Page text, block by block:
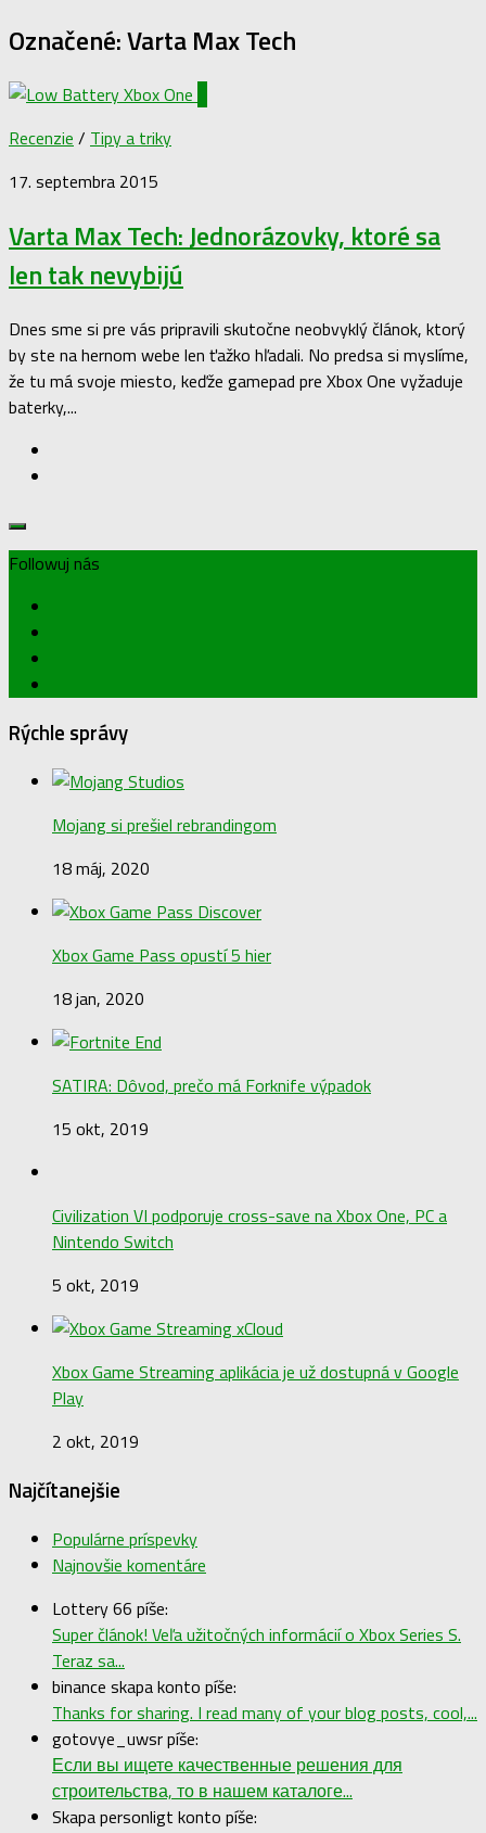
Označené:Varta Max Tech
Recenzie / Tipy a triky
17. septembra 2015
Varta Max Tech: Jednorázovky, ktoré sa
len tak nevybijú
Dnes sme si pre vás pripravili skutočne neobvyklý článok, ktorý
by ste na hernom webe len ťažko hľadali. No predsa si myslíme,
že tu má svoje miesto, keďže gamepad pre Xbox One vyžaduje
baterky,...
Followuj nás
Rýchle správy
Mojang si prešiel rebrandingom
18 máj, 2020
Xbox Game Pass opustí 5 hier
18 jan, 2020
SATIRA: Dôvod, prečo má Forknife výpadok
15 okt, 2019
Civilization VI podporuje cross-save na Xbox One, PC a
Nintendo Switch
5 okt, 2019
Xbox Game Streaming aplikácia je už dostupná v Google
Play
2 okt, 2019
Najčítanejšie
Populárne príspevky
Najnovšie komentáre
Lottery 66 píše:
Super článok! Veľa užitočných informácií o Xbox Series S.
Teraz sa...
binance skapa konto píše:
Thanks for sharing. I read many of your blog posts, cool,...
gotovye_uwsr píše:
Если вы ищете качественные решения для
строительства, то в нашем каталоге...
Skapa personligt konto píše: